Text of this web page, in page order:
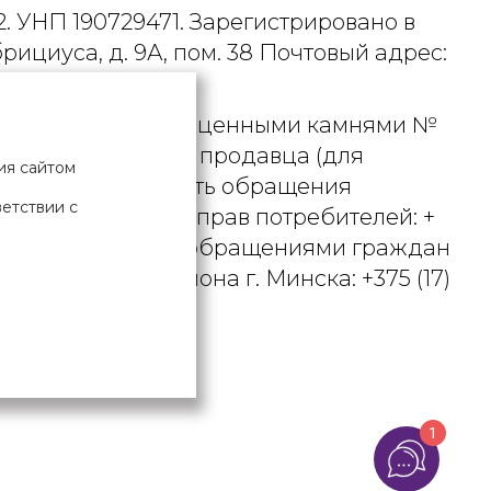
190729471. Зарегистрировано в
д. 9А, пом. 38 Почтовый адрес:
и драгоценными камнями №
телефона продавца (для
рассматривать обращения
о защите прав потребителей: +
по работе с обращениями граждан
района г. Минска: +375 (17)
сайтом
с
1